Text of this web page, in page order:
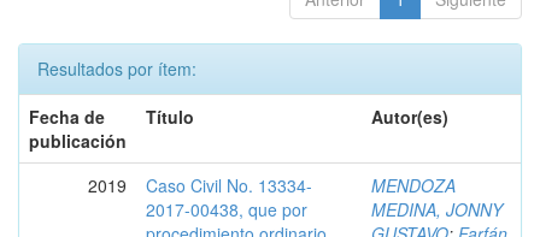
Resultados por ítem:
Fecha de
publicación
Título Autor(es)
2019
Caso Civil No. 13334-
2017-00438, que por
MENDOZA
MEDINA, JONNY